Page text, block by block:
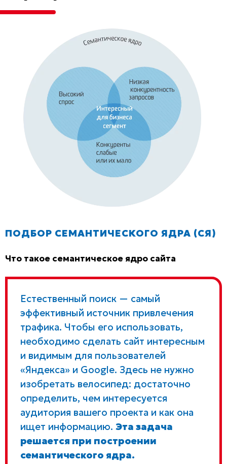
ПОДБОР СЕМАНТИЧЕСКОГО ЯДРА (СЯ)
Что такое семантическое ядро сайта
Естественный поиск — самый
эффективный источник привлечения
трафика. Чтобы его использовать,
необходимо сделать сайт интересным
и видимым для пользователей
«Яндекса» и Google. Здесь не нужно
изобретать велосипед: достаточно
определить, чем интересуется
аудитория вашего проекта и как она
ищет информацию. Эта задача
решается при построении
семантического ядра.